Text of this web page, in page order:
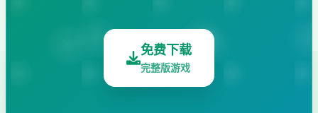
免费下载
完整版游戏